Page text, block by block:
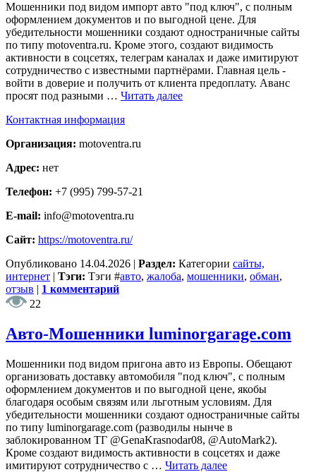
Мошенники под видом импорт авто "под ключ", с полным
оформлением документов и по выгодной цене. Для
убедительности мошенники создают одностраничные сайты
по типу motoventra.ru. Кроме этого, создают видимость
активности в соцсетях, телеграм каналах и даже имитируют
сотрудничество с известными партнёрами. Главная цель -
войти в доверие и получить от клиента предоплату. Аванс
просят под разными … Читать далее
Контактная информация
Организация: motoventra.ru
Адрес: нет
Телефон: +7 (995) 799-57-21
E-mail: info@motoventra.ru
Сайт: https://motoventra.ru/
Опубликовано 14.04.2026 | Раздел: Категории сайты,
интернет | Тэги: Тэги #авто, жалоба, мошенники, обман,
отзыв | 1 комментарий
22
Авто-Мошенники luminorgarage.com
Мошенники под видом пригона авто из Европы. Обещают
организовать доставку автомобиля "под ключ", с полным
оформлением документов и по выгодной цене, якобы
благодаря особым связям или льготным условиям. Для
убедительности мошенники создают одностраничные сайты
по типу luminorgarage.com (разводилы нынче в
заблокированном ТГ @GenaKrasnodar08, @AutoMark2).
Кроме создают видимость активности в соцсетях и даже
имитируют сотрудничество с … Читать далее